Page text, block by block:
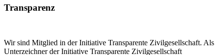
Transparenz
Wir sind Mitglied in der Initiative Transparente Zivilgesellschaft. Als
Unterzeichner der Initiative Transparente Zivilgesellschaft